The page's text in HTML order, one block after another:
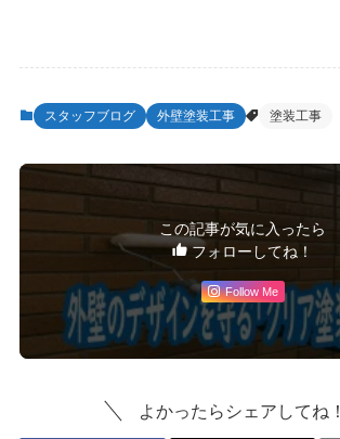
スタッフブログ 外壁塗装工事 塗装工事
この記事が気に入ったら
フォローしてね！
Follow Me
よかったらシェアしてね！